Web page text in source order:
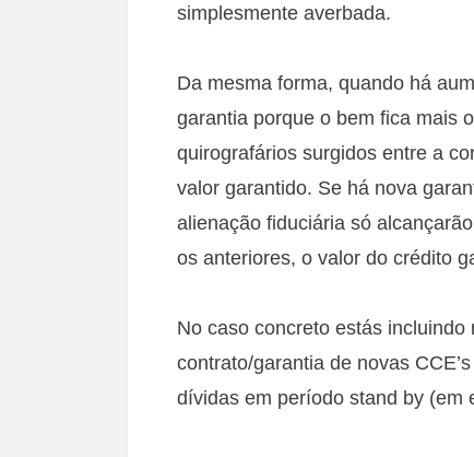
simplesmente averbada.
Da mesma forma, quando há
garantia porque o bem fica mais
quirografários surgidos entre a
valor garantido. Se há nova
alienação fiduciária só
os anteriores, o valor do crédito
No caso concreto estás
contrato/garantia de novas
dívidas em período stand by (em